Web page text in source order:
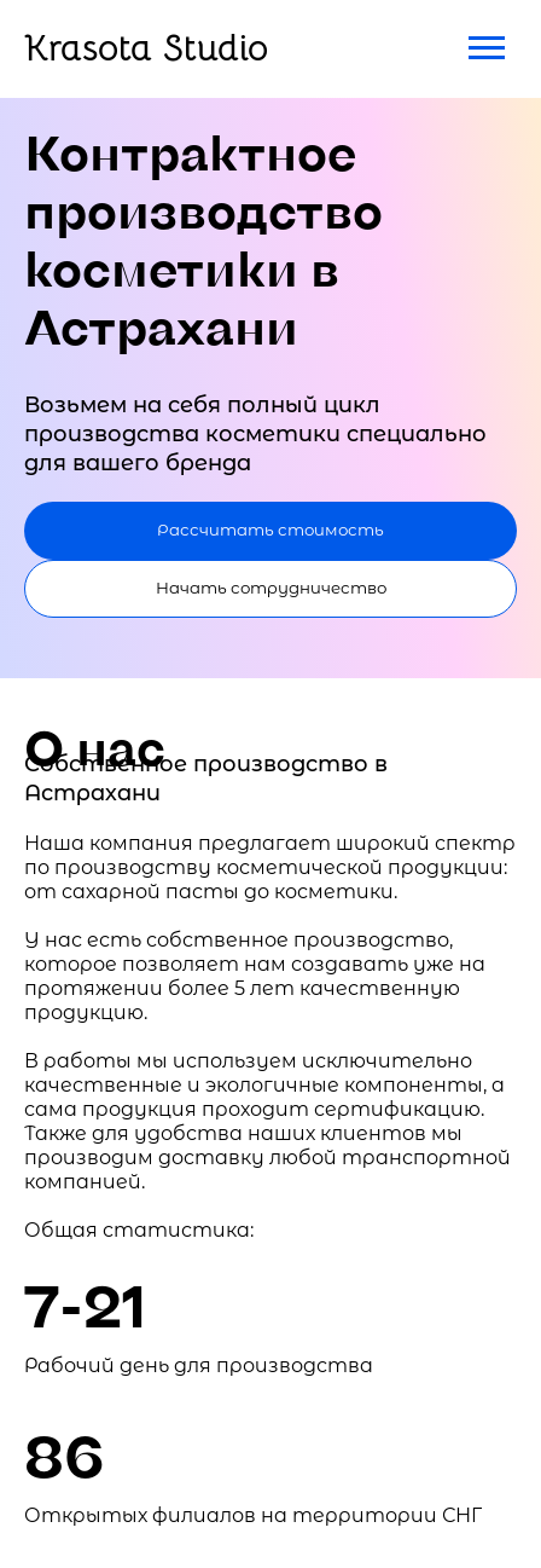
Krasota Studio
Контрактное
производство
косметики в
Астрахани
Возьмем на себя полный цикл
производства косметики специально
для вашего бренда
Рассчитать стоимость
Начать сотрудничество
О нас
Собственное производство в
Астрахани
Наша компания предлагает широкий спектр
по производству косметической продукции:
от сахарной пасты до косметики.
У нас есть собственное производство,
которое позволяет нам создавать уже на
протяжении более 5 лет качественную
продукцию.
В работы мы используем исключительно
качественные и экологичные компоненты, а
сама продукция проходит сертификацию.
Также для удобства наших клиентов мы
производим доставку любой транспортной
компанией.
Общая статистика:
7-21
Рабочий день для производства
86
Открытых филиалов на территории СНГ